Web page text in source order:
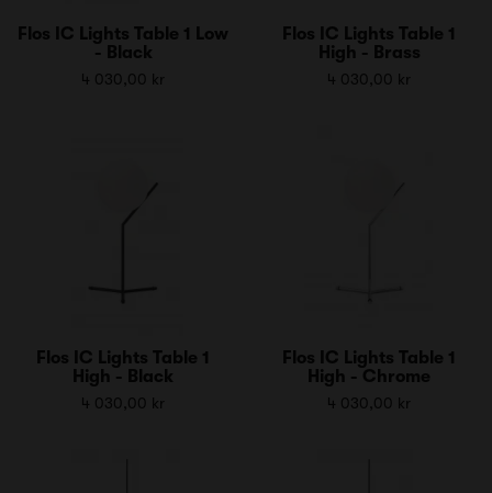
Flos IC Lights Table 1 Low
- Black
4 030,00 kr
Flos IC Lights Table 1
High - Brass
4 030,00 kr
Flos IC Lights Table 1
High - Black
4 030,00 kr
Flos IC Lights Table 1
High - Chrome
4 030,00 kr